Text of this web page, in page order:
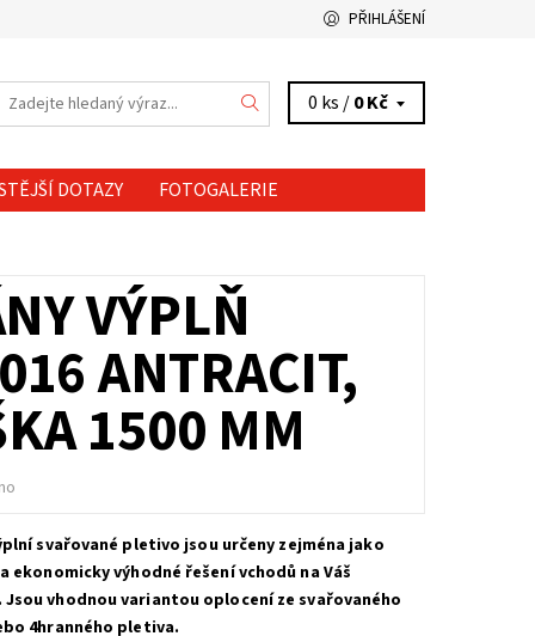
PŘIHLÁŠENÍ
0 ks /0 Kč
DOTAZY
FOTOGALERIE
VÝPLŇ
ANTRACIT,
1500 MM
svařované pletivo jsou určeny zejména jako
ekonomicky výhodné řešení vchodů na Váš
Jsou vhodnou variantou oplocení ze svařovaného
4hranného pletiva.